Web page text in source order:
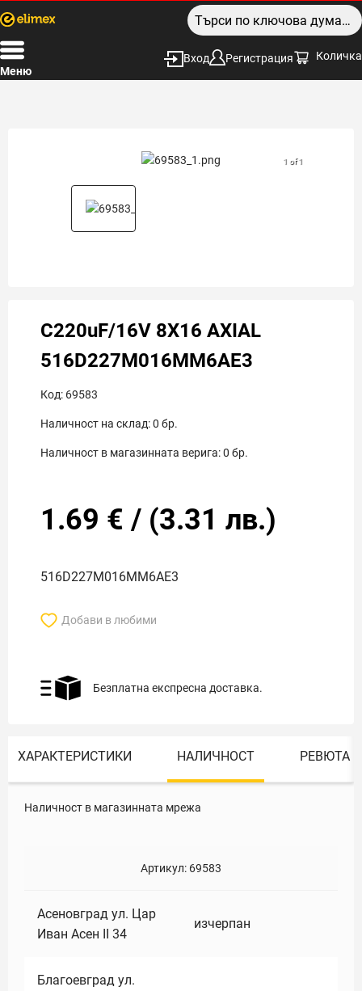
Меню
Вход Регистрация Количка
1 of 1
C220uF/16V 8X16 AXIAL
516D227M016MM6AE3
Код: 69583
Наличност на склад:0 бр.
Наличност в магазинната верига:0 бр.
1.69 € / (3.31 лв.)
516D227M016MM6AE3
Добави в любими
Безплатна експресна доставка.
ХАРАКТЕРИСТИКИ НАЛИЧНОСТ РЕВЮТА
Наличност в магазинната мрежа
Артикул: 69583
Асеновград ул. Цар
Иван Асен II 34
изчерпан
Благоевград ул.